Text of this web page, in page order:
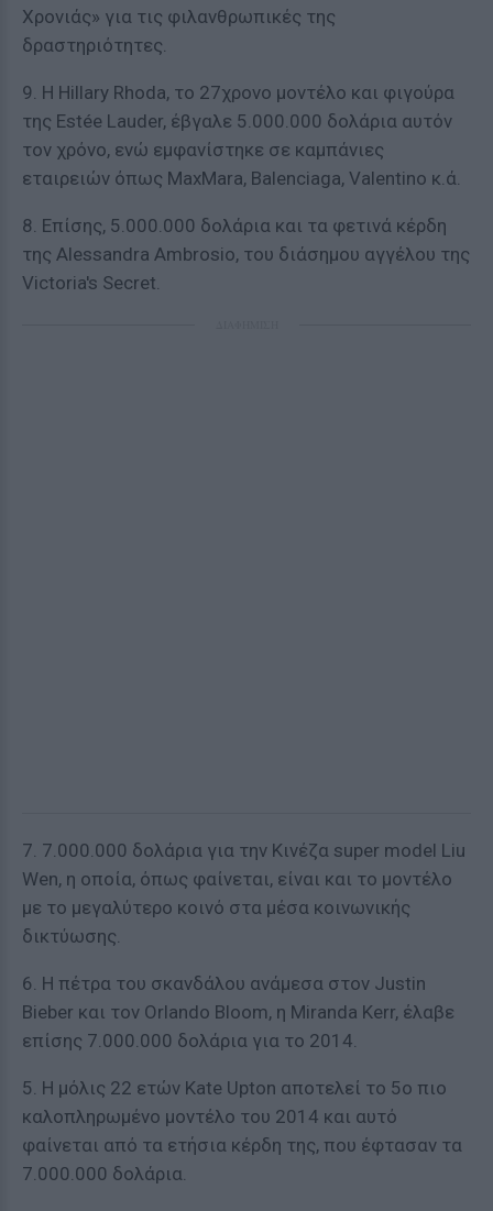
Χρονιάς» για τις φιλανθρωπικές της
δραστηριότητες.
9. Η Hillary Rhoda, το 27χρονο μοντέλο και φιγούρα
της Estée Lauder, έβγαλε 5.000.000 δολάρια αυτόν
τον χρόνο, ενώ εμφανίστηκε σε καμπάνιες
εταιρειών όπως MaxMara, Balenciaga, Valentino κ.ά.
8. Επίσης, 5.000.000 δολάρια και τα φετινά κέρδη
της Alessandra Ambrosio, του διάσημου αγγέλου της
Victoria's Secret.
7. 7.000.000 δολάρια για την Κινέζα super model Liu
Wen, η οποία, όπως φαίνεται, είναι και το μοντέλο
με το μεγαλύτερο κοινό στα μέσα κοινωνικής
δικτύωσης.
6. Η πέτρα του σκανδάλου ανάμεσα στον Justin
Bieber και τον Orlando Bloom, η Miranda Kerr, έλαβε
επίσης 7.000.000 δολάρια για το 2014.
5. Η μόλις 22 ετών Kate Upton αποτελεί το 5ο πιο
καλοπληρωμένο μοντέλο του 2014 και αυτό
φαίνεται από τα ετήσια κέρδη της, που έφτασαν τα
7.000.000 δολάρια.